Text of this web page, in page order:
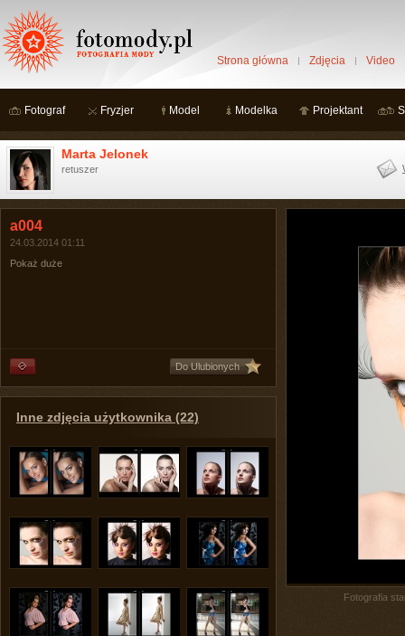
Strona główna Zdjęcia Video
Fotograf Fryzjer Model Modelka Projektant
Marta Jelonek
retuszer
a004
24.03.2014 01:11
Pokaż duże
Do Ulubionych
Inne zdjęcia użytkownika (22)
Fotografia